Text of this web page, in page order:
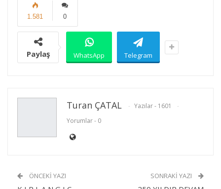
0
1.581
Paylaş WhatsApp Telegram
Turan ÇATAL
Yazılar - 1601
Yorumlar - 0
ÖNCEKI YAZI SONRAKI YAZI